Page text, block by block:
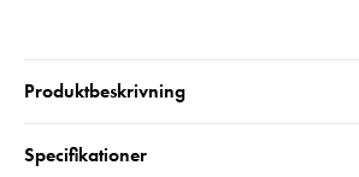
Produktbeskrivning
Specifikationer